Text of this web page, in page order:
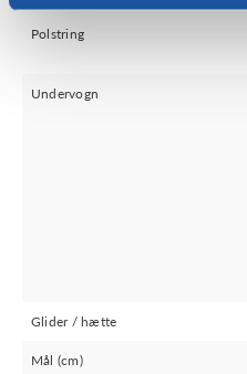
Polstring
Undervogn
Glider / hætte
Mål (cm)